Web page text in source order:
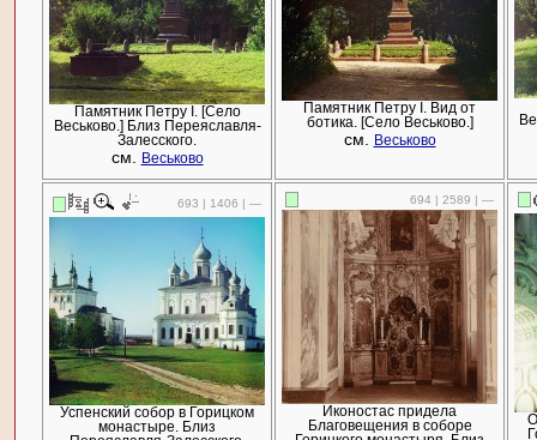
Памятник Петру I. [Село
Веськово.] Близ Переяславля-
Залесского.
см. Веськово
Памятник Петру I. Вид от
ботика. [Село Веськово.]
см. Веськово
693 | 1406 | —
Успенский собор в Горицком
монастыре. Близ
694 | 2589 | —
Иконостас придела
Благовещения в соборе